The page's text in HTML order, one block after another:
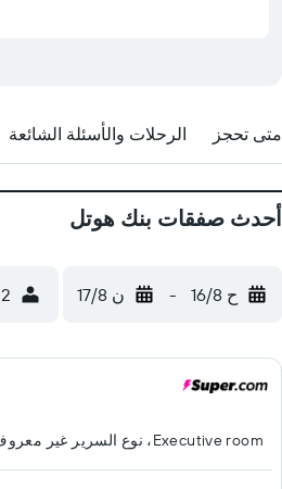
متى تحجز الرحلات والأسئلة الشائعة
أحدث صفقات بنك هوتل
ح 16/8 - ن 17/8 2 من الضيوف، غرفة واحدة
Executive room، نوع السرير غير معروف